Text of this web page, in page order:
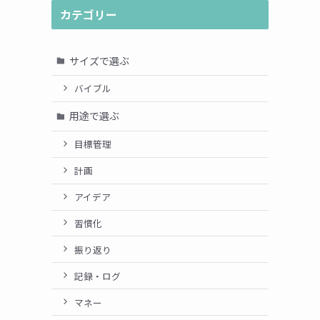
カテゴリー
サイズで選ぶ
バイブル
用途で選ぶ
目標管理
計画
アイデア
習慣化
振り返り
記録・ログ
マネー